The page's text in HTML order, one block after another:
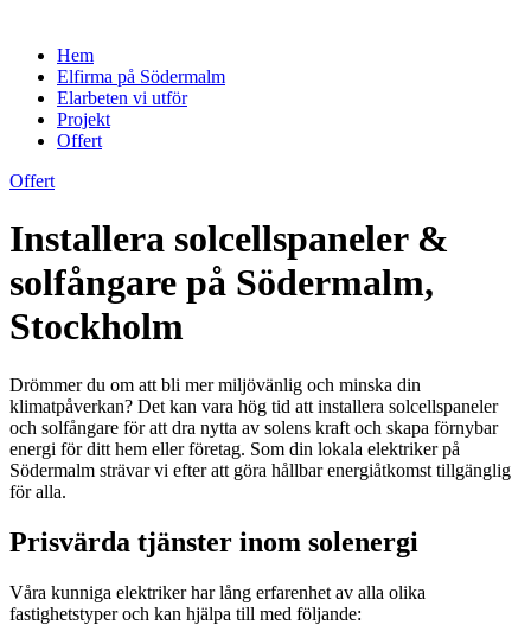
Hem
Elfirma på Södermalm
Elarbeten vi utför
Projekt
Offert
Offert
Installera solcellspaneler &
solfångare på Södermalm,
Stockholm
Drömmer du om att bli mer miljövänlig och minska din
klimatpåverkan? Det kan vara hög tid att installera solcellspaneler
och solfångare för att dra nytta av solens kraft och skapa förnybar
energi för ditt hem eller företag. Som din lokala elektriker på
Södermalm strävar vi efter att göra hållbar energiåtkomst tillgänglig
för alla.
Prisvärda tjänster inom solenergi
Våra kunniga elektriker har lång erfarenhet av alla olika
fastighetstyper och kan hjälpa till med följande: